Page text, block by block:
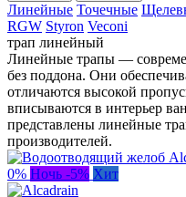
Линейные Точечные
RGW Styron Veconi
трап линейный
Линейные трапы —
без поддона. Они
отличаются высокой
вписываются в интерьер
представлены линейные
производителей.
0% Ночь -5% Хит